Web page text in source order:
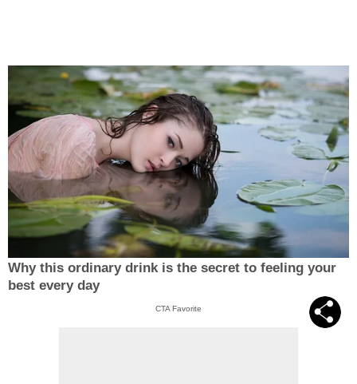
Why this ordinary drink is the secret to feeling your
best every day
CTA Favorite